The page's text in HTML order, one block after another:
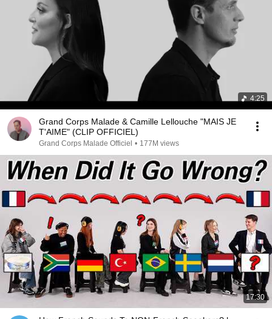
4:25
Grand Corps Malade & Camille Lellouche "MAIS JE
T'AIME" (CLIP OFFICIEL)
Grand Corps Malade Officiel • 177M views
17:30